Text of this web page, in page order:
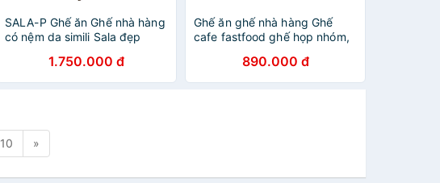
SALA-P Ghế ăn Ghế nhà hàng
có nệm da simili Sala đẹp
1.750.000 đ
Ghế ăn ghế nhà hàng Ghế
cafe fastfood ghế họp nhóm,
chân sắt nhập khẩu CC1548-
P HCM
890.000 đ
10 »